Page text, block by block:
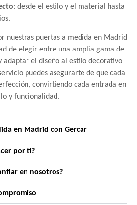
: desde el estilo y el material hasta
nuestras puertas a medida en Madrid
de elegir entre una amplia gama de
adaptar el diseño al estilo decorativo
puedes asegurarte de que cada
convirtiendo cada entrada en
y funcionalidad.
en Madrid con Gercar
por ti?
en nosotros?